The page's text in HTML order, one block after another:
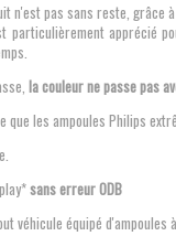
n'est pas sans reste, grâce
particulièrement apprécié
la couleur ne passe pas
que les ampoules Philips
sans erreur ODB
véhicule équipé d'ampoules